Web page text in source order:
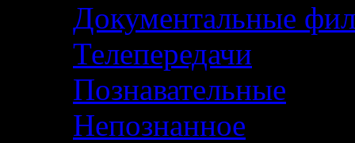
Документальные
Телепередачи
Познавательные
Непознанное